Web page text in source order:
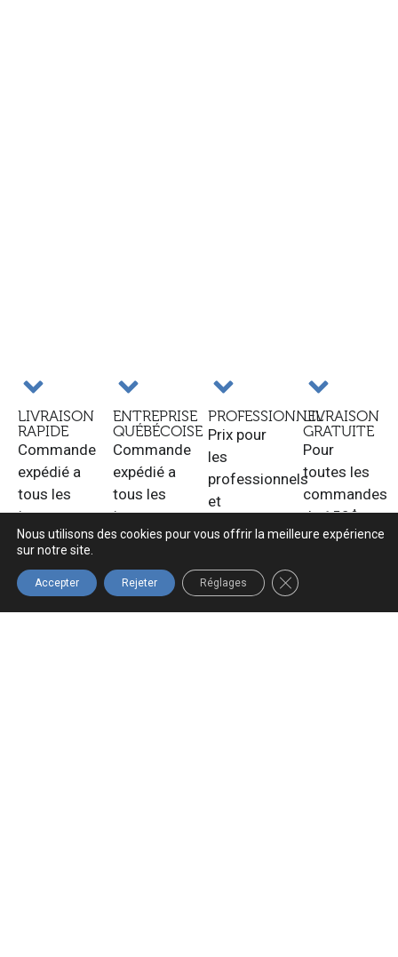
LIVRAISON
RAPIDE
Commande
expédié a
tous les
jours
ouvrable.
ENTREPRISE
QUÉBÉCOISE
Commande
expédié a
tous les
jours
ouvrable.
PROFESSIONNEL
Prix pour
les
professionnels
et
LIVRAISON
GRATUITE
Pour
toutes les
commandes
de 150$ et
plus au
Nous utilisons des cookies pour vous offrir la meilleure expérience
sur notre site.
Accepter Rejeter Réglages FERMER LA